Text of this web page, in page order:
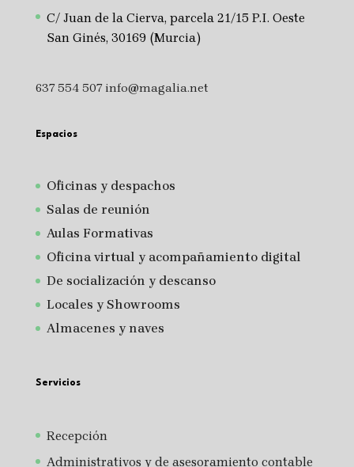
C/ Juan de la Cierva, parcela 21/15 P.I. Oeste
San Ginés, 30169 (Murcia)
637 554 507 info@magalia.net
Espacios
Oficinas y despachos
Salas de reunión
Aulas Formativas
Oficina virtual y acompañamiento digital
De socialización y descanso
Locales y Showrooms
Almacenes y naves
Servicios
Recepción
Administrativos y de asesoramiento contable